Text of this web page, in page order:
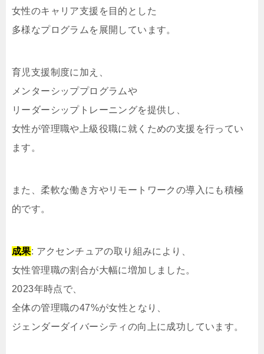
女性のキャリア支援を目的とした
多様なプログラムを展開しています。
育児支援制度に加え、
メンターシッププログラムや
リーダーシップトレーニングを提供し、
女性が管理職や上級役職に就くための支援を行ってい
ます。
また、柔軟な働き方やリモートワークの導入にも積極
的です。
成果: アクセンチュアの取り組みにより、
女性管理職の割合が大幅に増加しました。
2023年時点で、
全体の管理職の47%が女性となり、
ジェンダーダイバーシティの向上に成功しています。